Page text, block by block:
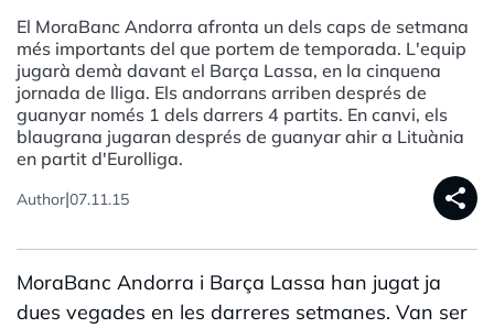
El MoraBanc Andorra afronta un dels caps de setmana
més importants del que portem de temporada. L'equip
jugarà demà davant el Barça Lassa, en la cinquena
jornada de lliga. Els andorrans arriben després de
guanyar només 1 dels darrers 4 partits. En canvi, els
blaugrana jugaran després de guanyar ahir a Lituània
en partit d'Eurolliga.
Author|07.11.15 share
MoraBanc Andorra i Barça Lassa han jugat ja
dues vegades en les darreres setmanes. Van ser